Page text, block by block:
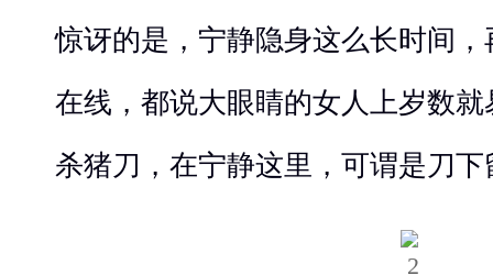
惊讶的是，宁静隐身这么长时间
在线，都说大眼睛的女人上岁数
杀猪刀，在宁静这里，可谓是刀下